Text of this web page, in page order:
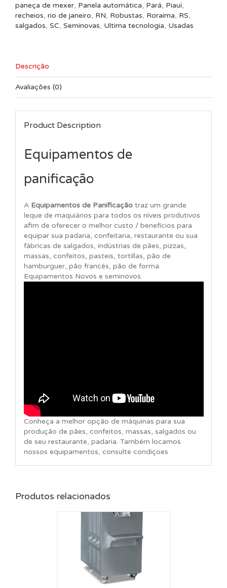
paneça de mexer, Panela automática, Pará, Piauí,
recheios, rio de janeiro, RN, Robustas, Roraima, RS,
salgados, SC, Seminovas, Ultima tecnologia, Usadas
Descrição
Avaliações (0)
Product Description
Equipamentos de
panificação
A Equipamentos de Panificaçãotraz um grande
leque de maquiários para todos os níveis produtivos
afim de oferecer o melhor custo / benefícios para
equipar sua padaria, confeitaria, restaurante ou sua
fábricas de salgados, indústrias de pães, pizzas,
massas, confeitos, pasteis, tortillas, pão de
hamburguer, pão francês, pão de forma.
Equipamentos Novos e seminovos.
Conheça a melhor opção de máquinas para sua
produção de pães, confeitos, massas, salgados ou
de seu restaurante, padaria. Também locamos
nossos equipamentos, consulte condiçoes
Produtos relacionados